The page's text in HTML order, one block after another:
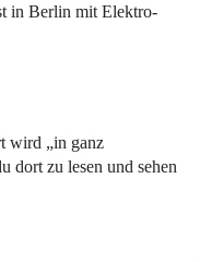
in Berlin mit Elektro-
wird „in ganz
dort zu lesen und sehen